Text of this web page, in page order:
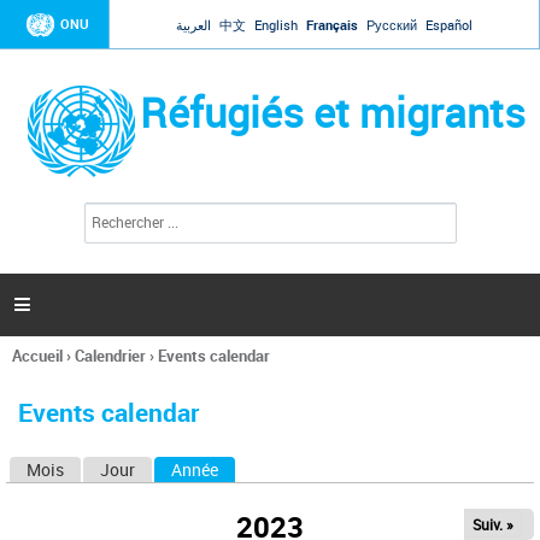
Jump to navigation
ONU العربية 中文 English Français Русский Español
Réfugiés et migrants
l
c
h
e

Vous
ici
Accueil›Calendrier› Events calendar
Events calendar
Mois Jour Année
2023 Suiv. »